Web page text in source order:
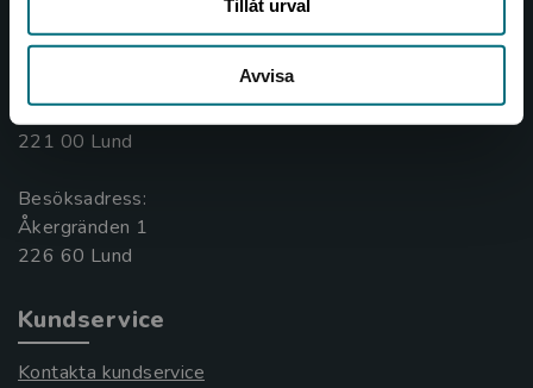
Tillåt urval
Avvisa
Box 141
221 00 Lund
Besöksadress:
Åkergränden 1
Kundservice
Kontakta kundservice